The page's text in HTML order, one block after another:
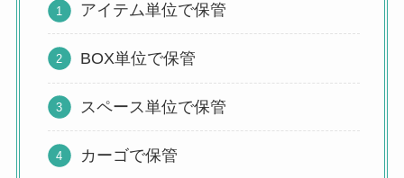
アイテム単位で保管
BOX単位で保管
スペース単位で保管
カーゴで保管